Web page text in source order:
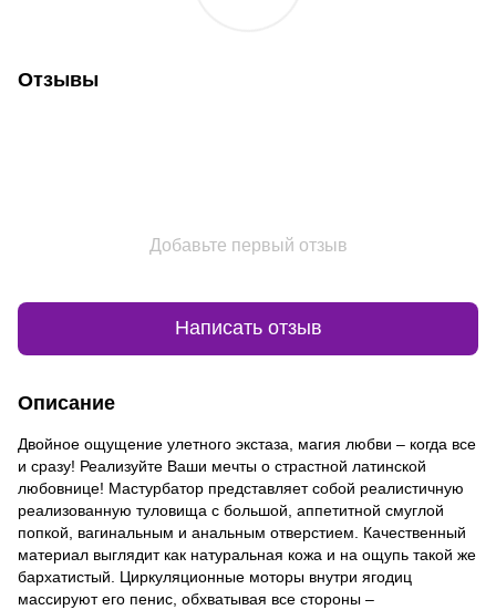
Отзывы
Добавьте первый отзыв
Написать отзыв
Описание
Двойное ощущение улетного экстаза, магия любви – когда все
и сразу! Реализуйте Ваши мечты о страстной латинской
любовнице! Мастурбатор представляет собой реалистичную
реализованную туловища с большой, аппетитной смуглой
попкой, вагинальным и анальным отверстием. Качественный
материал выглядит как натуральная кожа и на ощупь такой же
бархатистый. Циркуляционные моторы внутри ягодиц
массируют его пенис, обхватывая все стороны –